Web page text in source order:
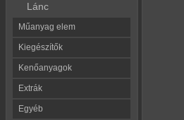
Lánc
Műanyag elem
Kiegészítők
Kenőanyagok
Extrák
Egyéb